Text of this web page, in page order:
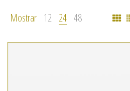
Mostrar 12 24 48